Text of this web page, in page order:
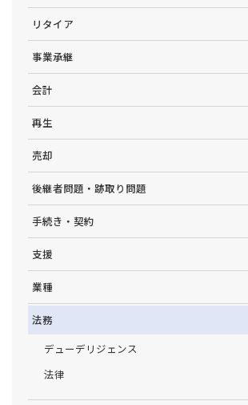
リタイア
事業承継
会計
再生
売却
後継者問題・跡取り問題
手続き・契約
支援
業種
法務
デューデリジェンス
法律